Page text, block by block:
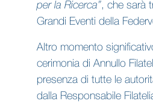
per la Ricerca”, che sarà
Grandi Eventi della
Altro momento
cerimonia di Annullo
presenza di tutte le
dalla Responsabile